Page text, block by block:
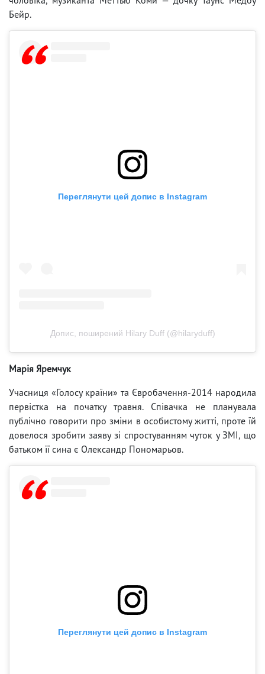
Бейр.
Переглянути цей допис в Instagram
Допис, поширений Hilary Duff (@hilaryduff)
Марія Яремчук
Учасниця «Голосу країни» та Євробачення-2014 народила
первістка на початку травня. Співачка не планувала
публічно говорити про зміни в особистому житті, проте їй
довелося зробити заяву зі спростуванням чуток у ЗМІ, що
батьком її сина є Олександр Пономарьов.
Переглянути цей допис в Instagram